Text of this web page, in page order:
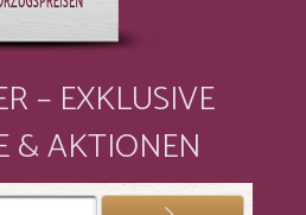
– EXKLUSIVE
& AKTIONEN